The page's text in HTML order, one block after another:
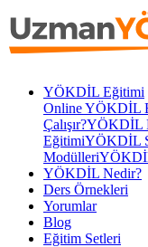
YÖKDİL Eğitimi
Online YÖKDİL
Çalışır?YÖKDİL
EğitimiYÖKDİL
Modülleri
YÖKDİL Nedir?
Ders Örnekleri
Yorumlar
Blog
Eğitim Setleri